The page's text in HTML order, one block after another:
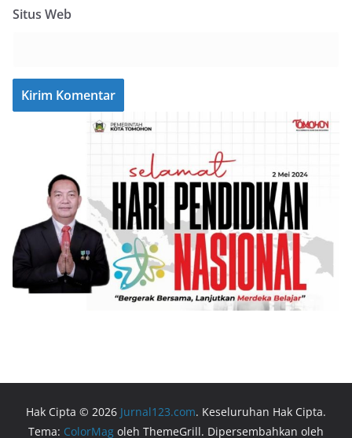
Situs Web
Hak Cipta © 2026 Jurnal123.com. Keseluruhan Hak Cipta.
Tema: ColorMag oleh ThemeGrill. Dipersembahkan oleh